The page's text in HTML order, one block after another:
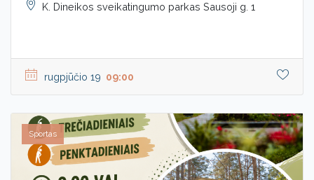
K. Dineikos sveikatingumo parkas Sausoji g. 1
rugpjūčio 19 09:00
Sportas